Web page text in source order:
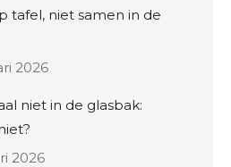
tafel, niet samen in de
2026
niet in de glasbak:
2026